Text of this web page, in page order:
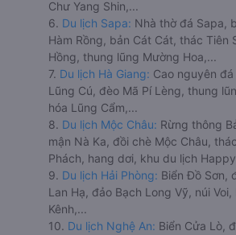
Chư Yang Shin,...
6. Du lịch Sapa: Nhà thờ đá Sapa,
Hàm Rồng, bản Cát Cát, thác Tiên
Hồng, thung lũng Mường Hoa,...
7. Du lịch Hà Giang: Cao nguyên
Lũng Cú, đèo Mã Pí Lèng, thung
hóa Lũng Cẩm,...
8. Du lịch Mộc Châu: Rừng thông
mận Nà Ka, đồi chè Mộc Châu,
Phách, hang dơi, khu du lịch
9. Du lịch Hải Phòng: Biển Đồ Sơn,
Lan Hạ, đảo Bạch Long Vỹ, núi
Kênh,...
10. Du lịch Nghệ An: Biển Cửa Lò,